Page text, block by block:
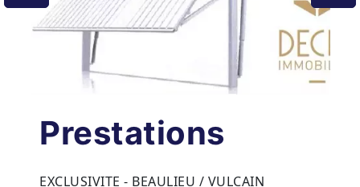
Prestations
EXCLUSIVITE - BEAULIEU / VULCAIN